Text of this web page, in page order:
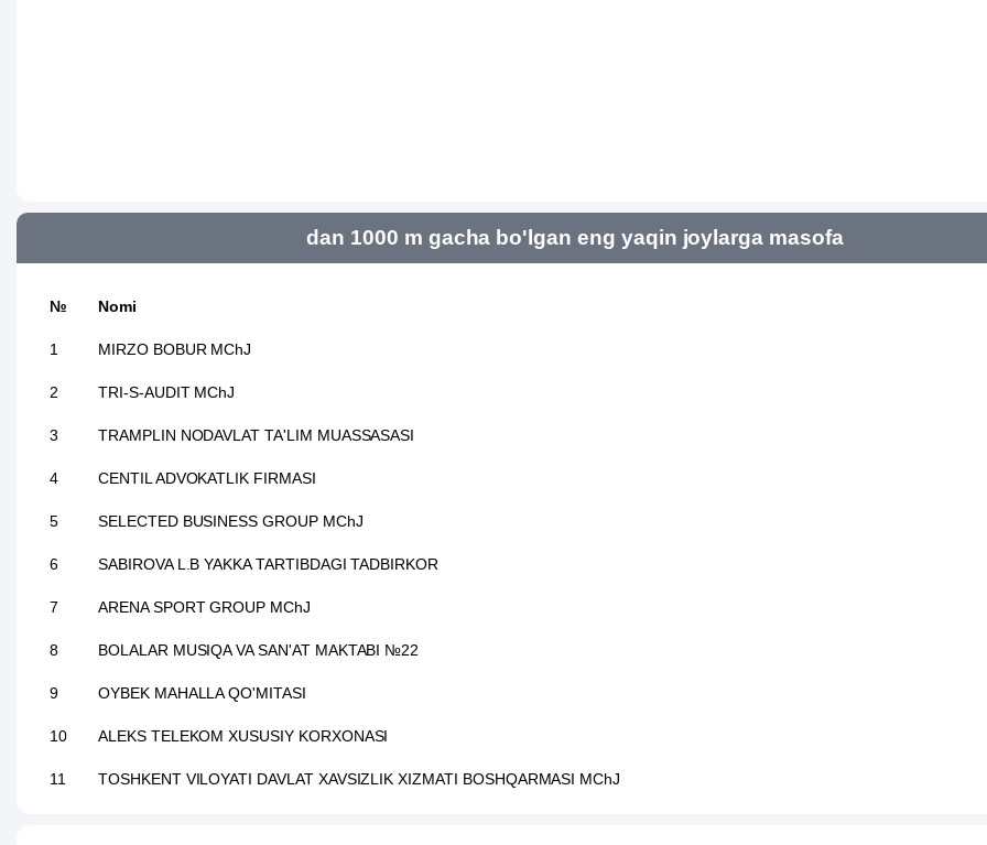
dan 1000 m gacha bo'lgan eng yaqin joylarga masofa
№ Nomi
1 MIRZO BOBUR MChJ
2 TRI-S-AUDIT MChJ
3 TRAMPLIN NODAVLAT TA'LIM MUASSASASI
4 CENTIL ADVOKATLIK FIRMASI
5 SELECTED BUSINESS GROUP MChJ
6 SABIROVA L.B YAKKA TARTIBDAGI TADBIRKOR
7 ARENA SPORT GROUP MChJ
8 BOLALAR MUSIQA VA SAN'AT MAKTABI №22
9 OYBEK MAHALLA QO'MITASI
10 ALEKS TELEKOM XUSUSIY KORXONASI
11 TOSHKENT VILOYATI DAVLAT XAVSIZLIK XIZMATI BOSHQARMASI MChJ